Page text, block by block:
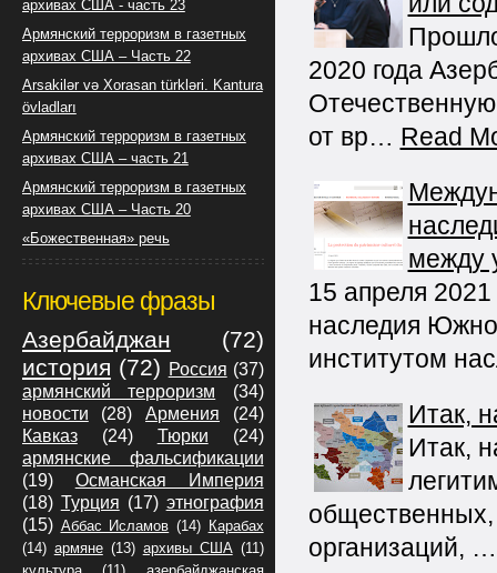
2020 года
от вр… Read
между
15 апреля 2021
наследия
институтом
Итак,
Итак,
организаций, …
архивах США - часть 23
Армянский терроризм в газетных
архивах США – Часть 22
Arsakilər və Xorasan türkləri. Kantura
övladları
Армянский терроризм в газетных
архивах США – часть 21
Армянский терроризм в газетных
архивах США – Часть 20
«Божественная» речь
Ключевые фразы
Азербайджан
(72)
история (72) Россия (37)
армянский терроризм
(34)
новости
(28) Армения
(24)
Кавказ
(24) Тюрки
(24)
армянские фальсификации
(19)
Османская Империя
(18) Турция (17) этнография
(15) Аббас Исламов (14)
Карабах
(14) армяне (13) архивы США (11)